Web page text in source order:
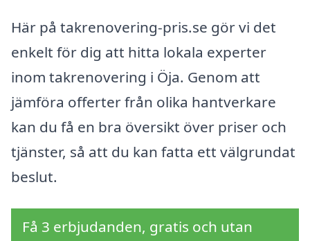
Här på takrenovering-pris.se gör vi det
enkelt för dig att hitta lokala experter
inom takrenovering i Öja. Genom att
jämföra offerter från olika hantverkare
kan du få en bra översikt över priser och
tjänster, så att du kan fatta ett välgrundat
beslut.
Få 3 erbjudanden, gratis och utan